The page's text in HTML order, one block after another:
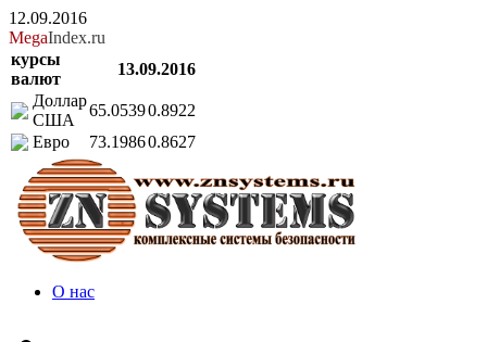
12.09.2016
MegaIndex.ru
курсы
валют
13.09.2016
Доллар
США
65.05390.8922
Евро
73.19860.8627
О нас